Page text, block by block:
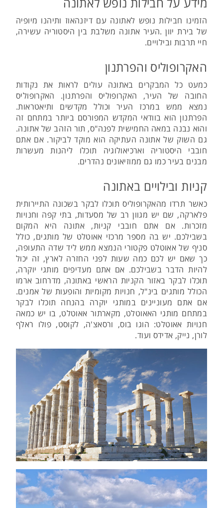
הזמינו חבילות נופש לאתונה עם דיזנהאוז ותיהנו מיופיה
של בירת יוון .העיר אתונה משלבת בין היסטוריה עשירה,
חיי תרבות ובילויים.
האקרופוליס והפרתנון
כמעט כל המבקרים באתונה עולים לראות את נקודות
החובה של העיר, האקרופוליס והפרתנון. האקרופוליס
נמצא ממש במרכז העיר וכולל מקדשים ותיאטראות.
הפרתנון הוא בוודאי המקדש המפורסם ביותר במתחם זה
והוא נבנה במאה החמישית לפנה"ס, תור הזהב של אתונה.
גם השוק של אתונה העתיקה הוא מוקד לביקור. אם אתם
חובבי היסטוריה וארכיאולוגיה תוכלו ליהנות מעשרות
מבנים בעיר כמו גם ממוזיאונים נהדרים.
קניות ובילויים באתונה
כאשר תרדו מהאקרופוליס תוכלו לבקר בשכונה התיירותית
פלארקה, שם יש מגוון רב של מסעדות, בתי קפה וחנויות
מזכרות. אם אתם חובבי קניות, אתונה היא המקום
בשבילכם. יש בה מספר מרכזי אאוטלט של מותגים, כולל
סניף של אאוטלט פקטורי הנמצא ממש ליד שדה התעופה,
כך שאם יש לכם כמה שעות לפני החזרה לארץ, זה יכול
להיות הדבר בשבילכם. אם אתם מעדיפים מותגי יוקרה,
תוכלו לבקר באזור הקניות הראשי באתונה, מדרחוב ארמו
הכולל מותגים בינ"ל, חנויות מקומיות והופעות של אמנים.
אם אתם מעוניינים במותגי יוקרה בהנחה תוכלו לבקר
במתחם מותגי האאוטלט, מקארתור אאוטלט, בו יש כמאה
חנויות אאוטלט: הוגו בוס, ורסאצ'ה, לקוסט, פולו ראלף
לורן, נייק, אדידס ועוד.